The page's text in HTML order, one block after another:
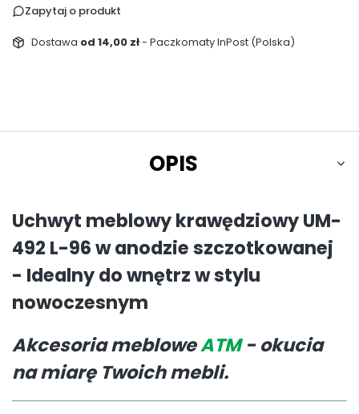
Zapytaj o produkt
Dostawa od 14,00 zł- Paczkomaty InPost (Polska)
OPIS
Uchwyt meblowy krawędziowy UM-
492 L-96 w anodzie szczotkowanej
- Idealny do wnętrz w stylu
nowoczesnym
Akcesoria mebloweATM- okucia
na miarę Twoich mebli.